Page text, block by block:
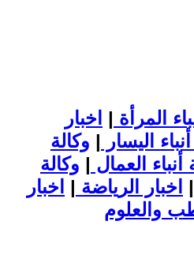
المرأة | اخبار
اليسار | وكالة
أنباء العمال | وكالة
| اخبار الرياضة | اخبار